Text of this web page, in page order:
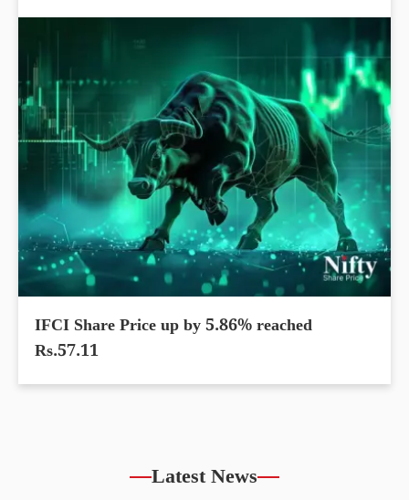
IFCI Share Price up by 5.86% reached
Rs.57.11
Latest News